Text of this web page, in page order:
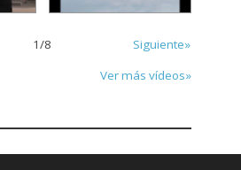
1/8
Siguiente»
Ver más vídeos»